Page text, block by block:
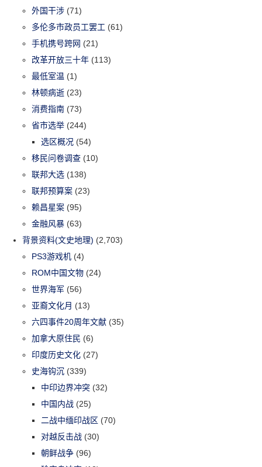
外国干涉 (71)
多伦多市政员工罢工 (61)
手机携号跨网 (21)
改革开放三十年 (113)
最低室温 (1)
林顿病逝 (23)
消费指南 (73)
省市选举 (244)
选区概况 (54)
移民问卷调查 (10)
联邦大选 (138)
联邦预算案 (23)
赖昌星案 (95)
金融风暴 (63)
背景资料(文史地理) (2,703)
PS3游戏机 (4)
ROM中国文物 (24)
世界海军 (56)
亚裔文化月 (13)
六四事件20周年文献 (35)
加拿大原住民 (6)
印度历史文化 (27)
史海钩沉 (339)
中印边界冲突 (32)
中国内战 (25)
二战中缅印战区 (70)
对越反击战 (30)
朝鲜战争 (96)